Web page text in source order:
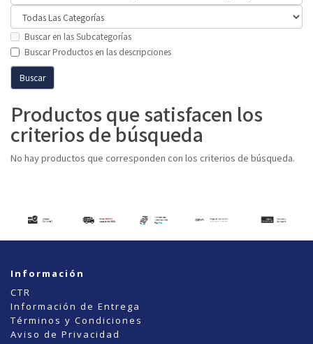
Buscar en las Subcategorías
Buscar Productos en las descripciones
Productos que satisfacen los
criterios de búsqueda
No hay productos que corresponden con los criterios de búsqueda.
Información
CTR
Información de Entrega
Términos y Condiciones
Aviso de Privacidad